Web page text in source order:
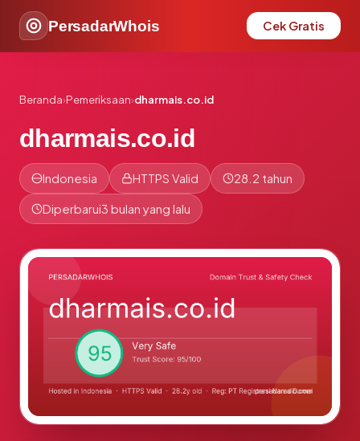
PersadarWhois Cek Gratis
Beranda›Pemeriksaan›dharmais.co.id
dharmais.co.id
Indonesia HTTPS Valid 28.2 tahun
Diperbarui3 bulan yang lalu